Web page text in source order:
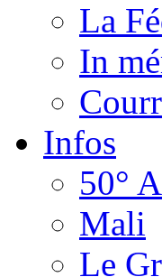
La
In
Infos
50°
Mali
Le